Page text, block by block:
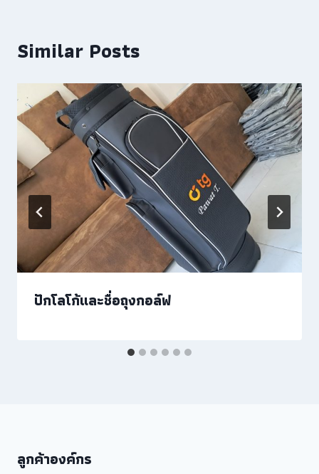
Similar Posts
ปักโลโก้และชื่อถุงกอล์ฟ
ลูกค้าองค์กร